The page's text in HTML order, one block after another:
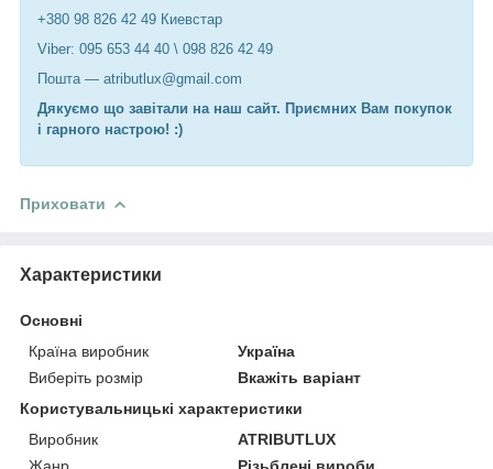
+380 98 826 42 49 Киевстар
Viber: 095 653 44 40 \ 098 826 42 49
Пошта — atributlux@gmail.com
Дякуємо що завітали на наш сайт. Приємних Вам покупок
і гарного настрою! :)
Приховати
Характеристики
Основні
Країна виробник
Україна
Виберіть розмір
Вкажіть варіант
Користувальницькі характеристики
Виробник
ATRIBUTLUX